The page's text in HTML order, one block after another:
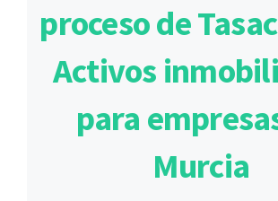
proceso de
Activos
para
Murcia